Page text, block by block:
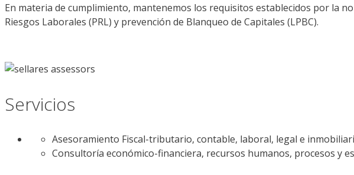
En materia de cumplimiento, mantenemos los requisitos establecidos por la
Riesgos Laborales (PRL) y prevención de Blanqueo de Capitales (LPBC).
Servicios
Asesoramiento Fiscal-tributario, contable, laboral, legal e
Consultoría económico-financiera, recursos humanos, procesos y